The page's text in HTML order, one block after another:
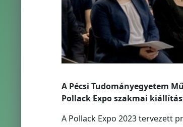
A Pécsi Tudományegyetem
Pollack Expo szakmai
A Pollack Expo 2023 tervezett